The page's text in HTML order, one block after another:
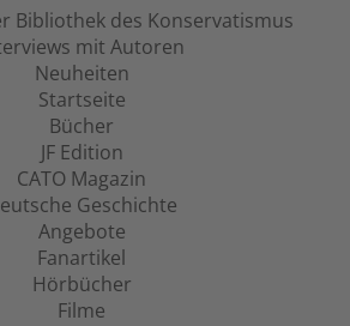
Bibliothek des Konservatismus
mit Autoren
Neuheiten
Startseite
Bücher
JF Edition
CATO Magazin
Geschichte
Angebote
Fanartikel
Hörbücher
Filme